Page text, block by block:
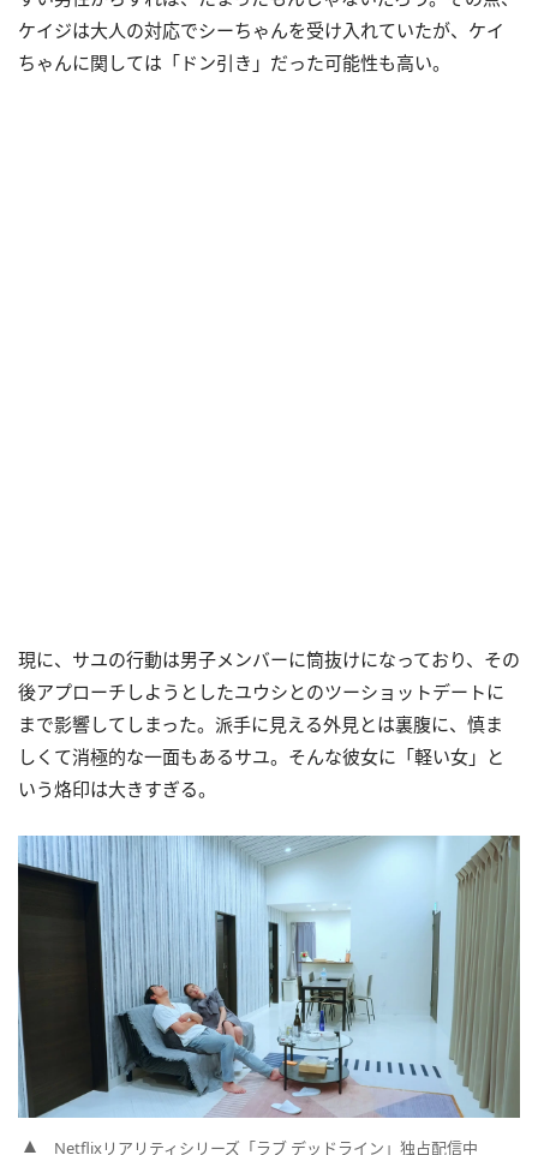
ケイジは大人の対応でシーちゃんを受け入れていたが、ケイ
ちゃんに関しては「ドン引き」だった可能性も高い。
現に、サユの行動は男子メンバーに筒抜けになっており、その
後アプローチしようとしたユウシとのツーショットデートに
まで影響してしまった。派手に見える外見とは裏腹に、慎ま
しくて消極的な一面もあるサユ。そんな彼女に「軽い女」と
いう烙印は大きすぎる。
Netflixリアリティシリーズ「ラブ デッドライン」独占配信中